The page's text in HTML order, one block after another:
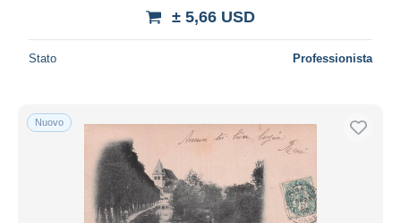
± 5,66 USD
Stato Professionista
Nuovo